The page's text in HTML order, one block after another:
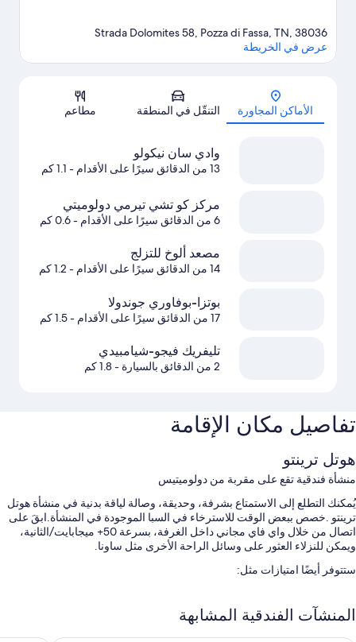
الخريطة
Strada Dolomites 58, Pozza di Fassa, TN, 38036
عرض في الخريطة
الأماكن المجاورة التنقّل في المنطقة مطاعم
وادي سان نيكولو
13 من الدقائق سيرًا على الأقدام - 1.1 كم
مركز كو تشي تيرمي دولوميتي
6 من الدقائق سيرًا على الأقدام - 0.6 كم
مصعد ألوخ للتزلج
14 من الدقائق سيرًا على الأقدام - 1.2 كم
بوتزا-بوفاوري جوندولا
17 من الدقائق سيرًا على الأقدام - 1.5 كم
تليفريك فيجو-شيامبيدي
2 من الدقائق بالسيارة - 1.8 كم
تفاصيل مكان الإقامة
هوتل ترينتو
منشأة فندقية تقع على مقربة من دولوميتيس
يُمكنك التطلع إلى الاستمتاع بشرفة، وحديقة، وصالة لياقة بدنية في منشأة هوتل
ترينتو .خصص ببعض الوقت للاسترخاء في السبا الموجودة في المنشأة.ابقَ على
اتصال من خلال واي فاي مجاني داخل الغرفة، بسرعة 50+ ميجابايت/الثانية،
ويمكن للنزلاء العثور على وسائل الراحة الأخرى مثل ساونا.
ستتوفر أيضًا امتيازات مثل:
صف السيارة بمعرفة النزيل مجانًا
بوفيه فطور (برسوم إضافية)، ولا يُسمَح بالتدخين، ومصعد
المنشآت الفندقية المشابهة